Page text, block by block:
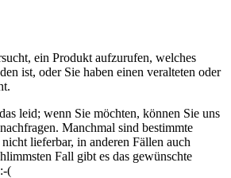
ein Produkt aufzurufen, welches
ist, oder Sie haben einen veralteten oder
leid; wenn Sie möchten, können Sie uns
Manchmal sind bestimmte
lieferbar, in anderen Fällen auch
Fall gibt es das gewünschte
(